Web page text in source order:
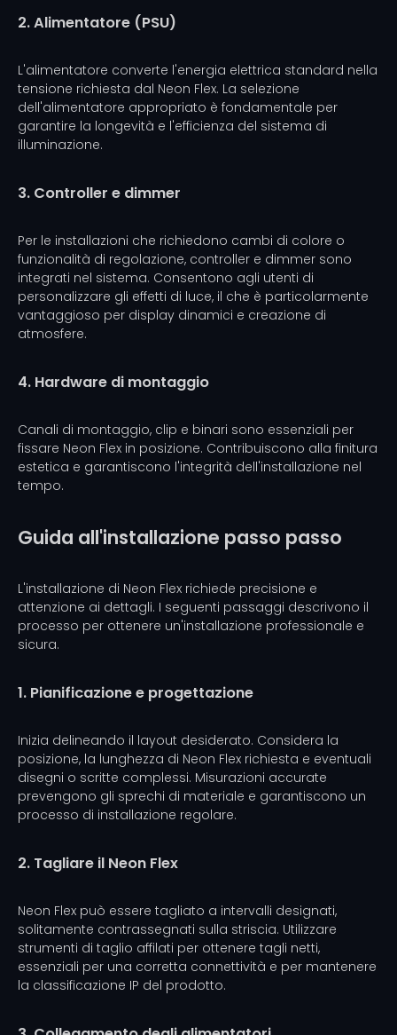
2. Alimentatore (PSU)
L'alimentatore converte l'energia elettrica standard nella
tensione richiesta dal Neon Flex. La selezione
dell'alimentatore appropriato è fondamentale per
garantire la longevità e l'efficienza del sistema di
illuminazione.
3. Controller e dimmer
Per le installazioni che richiedono cambi di colore o
funzionalità di regolazione, controller e dimmer sono
integrati nel sistema. Consentono agli utenti di
personalizzare gli effetti di luce, il che è particolarmente
vantaggioso per display dinamici e creazione di
atmosfere.
4. Hardware di montaggio
Canali di montaggio, clip e binari sono essenziali per
fissare Neon Flex in posizione. Contribuiscono alla finitura
estetica e garantiscono l'integrità dell'installazione nel
tempo.
Guida all'installazione passo passo
L'installazione di Neon Flex richiede precisione e
attenzione ai dettagli. I seguenti passaggi descrivono il
processo per ottenere un'installazione professionale e
sicura.
1. Pianificazione e progettazione
Inizia delineando il layout desiderato. Considera la
posizione, la lunghezza di Neon Flex richiesta e eventuali
disegni o scritte complessi. Misurazioni accurate
prevengono gli sprechi di materiale e garantiscono un
processo di installazione regolare.
2. Tagliare il Neon Flex
Neon Flex può essere tagliato a intervalli designati,
solitamente contrassegnati sulla striscia. Utilizzare
strumenti di taglio affilati per ottenere tagli netti,
essenziali per una corretta connettività e per mantenere
la classificazione IP del prodotto.